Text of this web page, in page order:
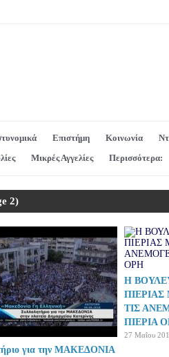
Επιστήμη Κοινωνία
Μικρές Αγγελίες Περισσότερα:
2)
για την ΜΑΚΕΔΟΝΙΑ
Η
ΤΙΣ
ΠΙΕΡΙΑ
27 Μαΐου